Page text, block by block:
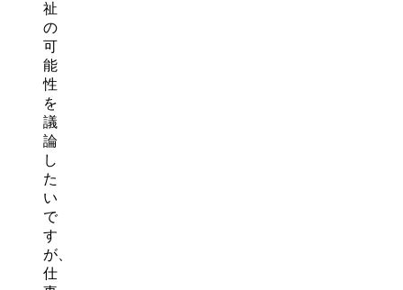
祉
の
可
能
性
を
議
論
し
た
い
で
す
が、
仕